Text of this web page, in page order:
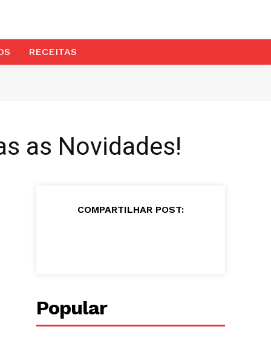
RECEITAS
as Novidades!
COMPARTILHAR POST:
Popular